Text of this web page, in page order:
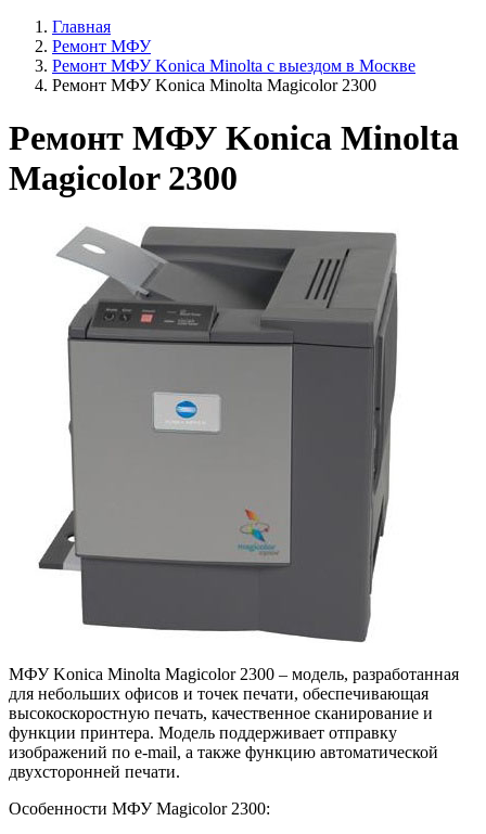
Главная
Ремонт МФУ
Ремонт МФУ Konica Minolta с выездом в Москве
Ремонт МФУ Konica Minolta Magicolor 2300
Ремонт МФУ Konica Minolta
Magicolor 2300
МФУ Konica Minolta Magicolor 2300 – модель, разработанная
для небольших офисов и точек печати, обеспечивающая
высокоскоростную печать, качественное сканирование и
функции принтера. Модель поддерживает отправку
изображений по e-mail, а также функцию автоматической
двухсторонней печати.
Особенности МФУ Magicolor 2300: